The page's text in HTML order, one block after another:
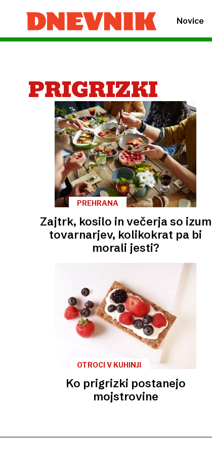
Novice
PRIGRIZKI
PREHRANA
Zajtrk, kosilo in večerja so izum
tovarnarjev, kolikokrat pa bi
morali jesti?
OTROCI V KUHINJI
Ko prigrizki postanejo
mojstrovine